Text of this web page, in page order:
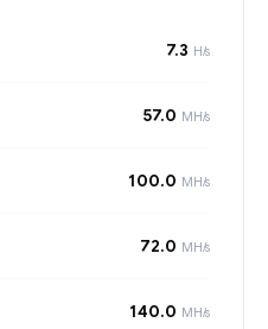
7.3 H/s
57.0 MH/s
100.0 MH/s
72.0 MH/s
140.0 MH/s